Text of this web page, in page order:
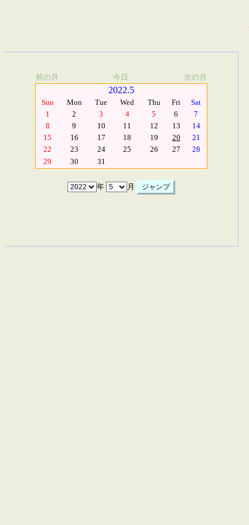
前の月 今日 次の月
2022.5
Sun Mon Tue Wed Thu Fri
Sat
1
2 3 4 5 6
7
8
9 10 11 12 13
14
15
16 17 18 19 20
21
22
23 24 25 26 27
28
29
30 31
年 月